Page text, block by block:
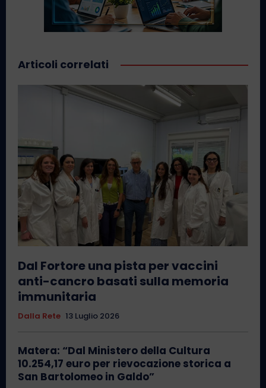
Articoli correlati
Dal Fortore una pista per vaccini
anti-cancro basati sulla memoria
immunitaria
Dalla Rete 13 Luglio 2026
Matera: “Dal Ministero della Cultura
10.254,17 euro per rievocazione storica a
San Bartolomeo in Galdo”